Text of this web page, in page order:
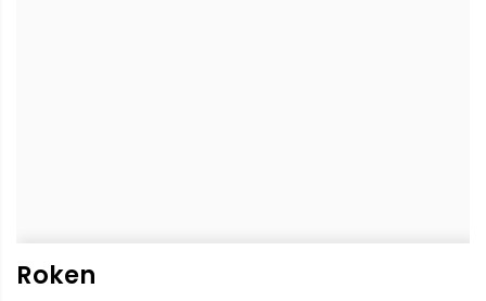
Roken